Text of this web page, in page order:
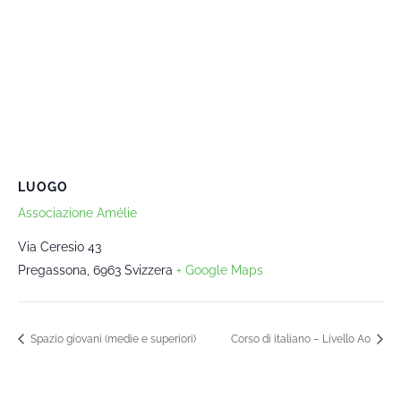
LUOGO
Associazione Amélie
Via Ceresio 43
Pregassona 6963 Svizzera + Google Maps
Spazio giovani (medie e superiori) Corso di italiano – Livello A0